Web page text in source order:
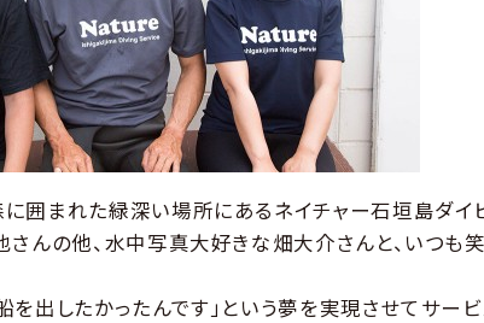
囲まれた緑深い場所にあるネイチャー石垣島ダイ
さんの他、水中写真大好きな畑大介さんと、いつ
を出したかったんです」という夢を実現させてサー